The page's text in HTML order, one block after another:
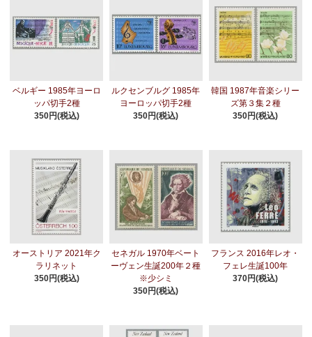
ベルギー 1985年ヨーロ
ッパ切手2種
350円(税込)
ルクセンブルグ 1985年
ヨーロッパ切手2種
350円(税込)
韓国 1987年音楽シリー
ズ第３集２種
350円(税込)
オーストリア 2021年ク
ラリネット
350円(税込)
セネガル 1970年ベート
ーヴェン生誕200年２種
※少シミ
350円(税込)
フランス 2016年レオ・
フェレ生誕100年
370円(税込)